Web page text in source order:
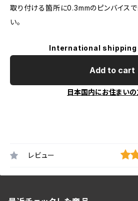
取り付ける箇所に0.3mmのピンバイス
い。
International shipping
Add to cart
日本国内にお住まい
レビュー